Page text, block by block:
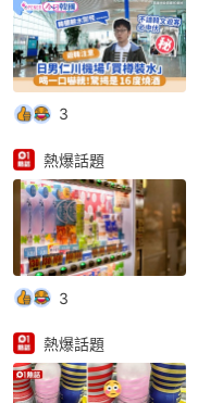
3
熱爆話題
3
熱爆話題